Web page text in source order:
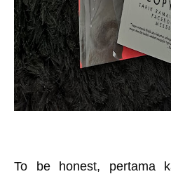
To be honest, pertama